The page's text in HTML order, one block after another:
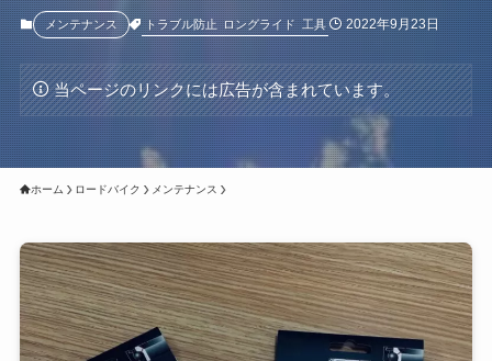
メンテナンス トラブル防止 ロングライド 工具 2022年9月23日
当ページのリンクには広告が含まれています。
ホーム ロードバイク メンテナンス